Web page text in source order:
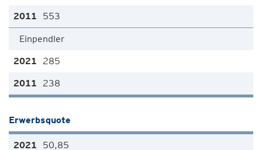
553
Einpendler
285
238
Erwerbsquote
50,85